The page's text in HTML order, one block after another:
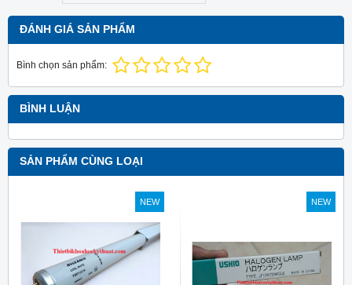
ĐÁNH GIÁ SẢN PHẨM
Bình chọn sản phẩm:
BÌNH LUẬN
SẢN PHẨM CÙNG LOẠI
NEW NEW